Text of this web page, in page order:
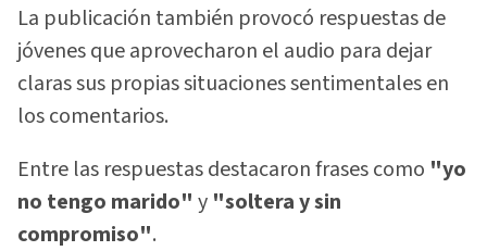
La publicación también provocó respuestas de
jóvenes que aprovecharon el audio para dejar
claras sus propias situaciones sentimentales en
los comentarios.
Entre las respuestas destacaron frases como "yo
no tengo marido" y "soltera y sin
compromiso".